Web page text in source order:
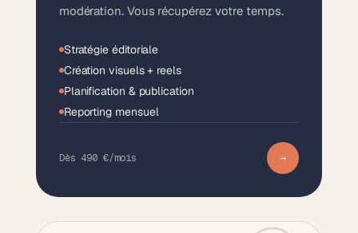
modération. Vous récupérez votre temps.
Stratégie éditoriale
Création visuels + reels
Planification & publication
Reporting mensuel
Dès 490 €/mois →